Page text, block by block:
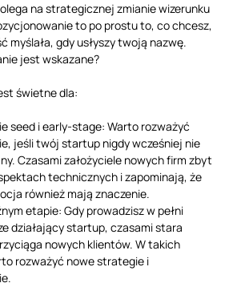
na strategicznej zmianie wizerunku
to po prostu to, co chcesz,
myślała, gdy usłyszy twoją nazwę.
jest wskazane?
świetne dla:
seed i early-stage: Warto rozważyć
jeśli twój startup nigdy wcześniej nie
Czasami założyciele nowych firm zbyt
technicznych i zapominają, że
również mają znaczenie.
etapie: Gdy prowadzisz w pełni
działający startup, czasami stara
nowych klientów. W takich
rozważyć nowe strategie i